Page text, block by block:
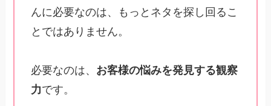
んに必要なのは、もっとネタを探し回るこ
とではありません。
必要なのは、 お客様の悩みを発見する観察
力です。